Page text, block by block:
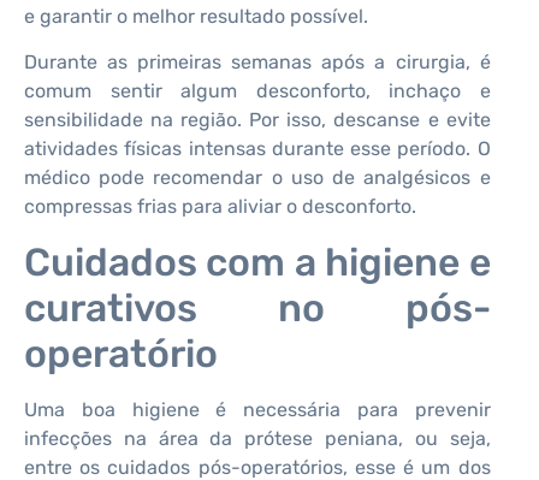
e garantir o melhor resultado possível.
Durante as primeiras semanas após a cirurgia, é
comum sentir algum desconforto, inchaço e
sensibilidade na região. Por isso, descanse e evite
atividades físicas intensas durante esse período. O
médico pode recomendar o uso de analgésicos e
compressas frias para aliviar o desconforto.
Cuidados com a higiene e
curativos no pós-
operatório
Uma boa higiene é necessária para prevenir
infecções na área da prótese peniana, ou seja,
entre os cuidados pós-operatórios, esse é um dos